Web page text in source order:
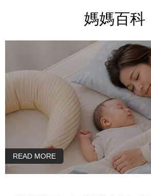
媽媽百科
READ MORE